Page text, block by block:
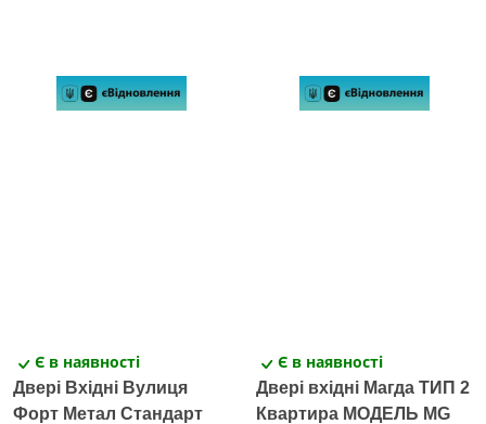
Є в наявності
Двері Вхідні Вулиця
Форт Метал Стандарт
Є в наявності
Двері вхідні Магда ТИП 2
Квартира МОДЕЛЬ MG